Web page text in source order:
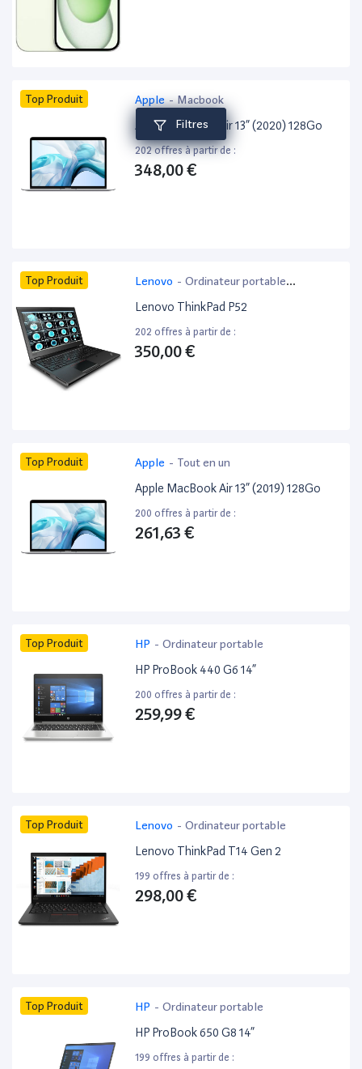
Filtres
Top Produit Apple- Macbook
Apple MacBook Air 13” (2020) 128Go
202 offres à partir de :
348,00 €
Top Produit Lenovo - Ordinateur portable
bureautique
Lenovo ThinkPad P52
202 offres à partir de :
350,00 €
Top Produit Apple - Tout en un
Apple MacBook Air 13” (2019) 128Go
200 offres à partir de :
261,63 €
Top Produit HP - Ordinateur portable
HP ProBook 440 G6 14”
200 offres à partir de :
259,99 €
Top Produit Lenovo - Ordinateur portable
Lenovo ThinkPad T14 Gen 2
199 offres à partir de :
298,00 €
Top Produit HP - Ordinateur portable
HP ProBook 650 G8 14”
199 offres à partir de :